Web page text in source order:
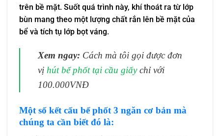
trên bề mặt. Suốt quá trình này, khí thoát ra từ lớp
bùn mang theo một lượng chất rắn lên bề mặt của
bể và tích tụ lớp bọt váng.
Xem ngay: Cách mà tôi gọi được đơn
vị hút bể phốt tại cầu giấychỉ với
100.000VNĐ
Một số kết cấu bể phốt 3 ngăn cơ bản mà
chúng ta cần biết đó là: